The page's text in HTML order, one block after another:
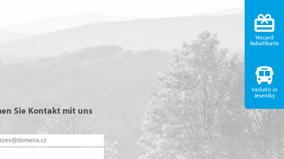
Sie Kontakt mit uns
Yescard
Rabattkarte
Verkehr in
Jeseníky